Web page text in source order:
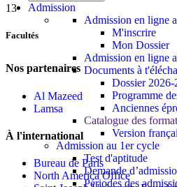
Admission
Admission en ligne
M'inscrire
Mon Dossier
Admission en ligne
Documents à
Dossier 2026-
Programme
Anciennes
Catalogue des
Version
Admission au 1er cycle
Test d'aptitude
Demande
Périodes des
13
Facultés
Nos partenaires
Al Mazeed
Lamsa
À l'international
Bureau de Paris
North America Office